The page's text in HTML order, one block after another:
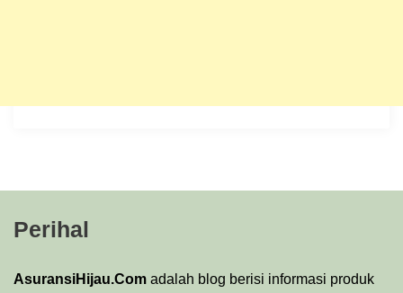
Perihal
AsuransiHijau.Com adalah blog berisi informasi produk